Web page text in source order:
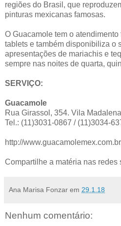
regiões do Brasil, que
pinturas mexicanas famosas.
O Guacamole tem o
tablets e também disponibiliza o
apresentações de mariachis e
sempre nas noites de quarta,
SERVIÇO:
Guacamole
Rua Girassol, 354. Vila
Tel.: (11)3031-0867 / (11)3034-
http://
Compartilhe a matéria nas redes
Ana Marisa Fonzar em 29.1.18
Nenhum comentário: